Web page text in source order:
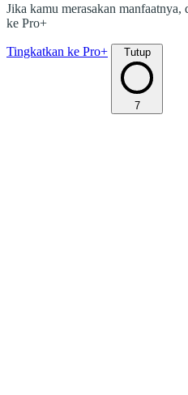
Jika kamu merasakan
ke Pro+
Tingkatkan ke Pro+ Tutup
7